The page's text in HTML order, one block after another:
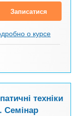
Записатися
о курсе
техніки
Семінар